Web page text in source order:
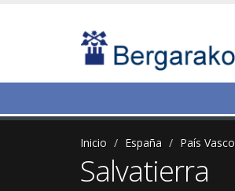
Inicio España País Vasco
Salvatierra